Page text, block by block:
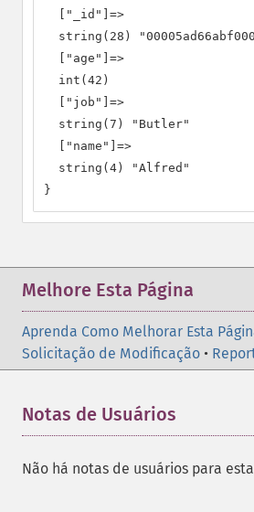
  ["_id"]=>
string(28)
  ["age"]=>
  int(42)
  ["job"]=>
  string(7) "Butler"
  ["name"]=>
  string(4) "Alfred"
}
Melhore Esta Página
Aprenda Como Melhorar Esta
Solicitação de Modificação •
Notas de Usuários
Não há notas de usuários para